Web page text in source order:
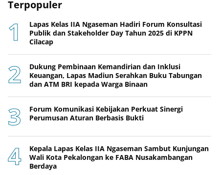
Terpopuler
Lapas Kelas IIA Ngaseman Hadiri Forum Konsultasi
Publik dan Stakeholder Day Tahun 2025 di KPPN
Cilacap
Dukung Pembinaan Kemandirian dan Inklusi
Keuangan, Lapas Madiun Serahkan Buku Tabungan
dan ATM BRI kepada Warga Binaan
Forum Komunikasi Kebijakan Perkuat Sinergi
Perumusan Aturan Berbasis Bukti
Kepala Lapas Kelas IIA Ngaseman Sambut Kunjungan
Wali Kota Pekalongan ke FABA Nusakambangan
Berdaya